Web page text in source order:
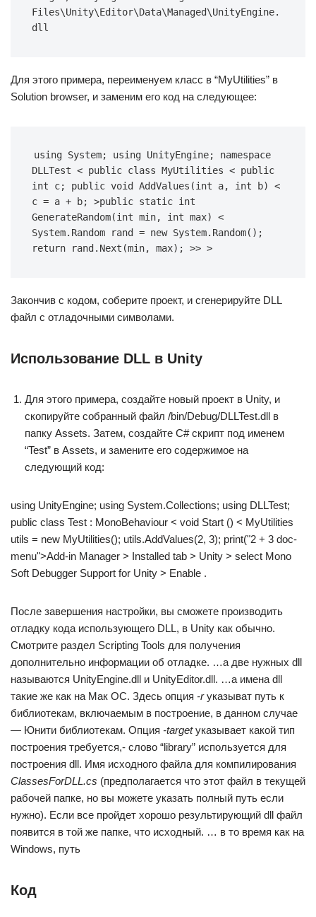
Files\Unity\Editor\Data\Managed\UnityEngine.
dll
Для этого примера, переименуем класс в “MyUtilities” в
Solution browser, и заменим его код на следующее:
using System; using UnityEngine; namespace
DLLTest < public class MyUtilities < public
int c; public void AddValues(int a, int b) <
c = a + b; >public static int
GenerateRandom(int min, int max) <
System.Random rand = new System.Random();
return rand.Next(min, max); >> >
Закончив с кодом, соберите проект, и сгенерируйте DLL
файл с отладочными символами.
Использование DLL в Unity
Для этого примера, создайте новый проект в Unity, и
скопируйте собранный файл /bin/Debug/DLLTest.dll в
папку Assets. Затем, создайте C# скрипт под именем
“Test” в Assets, и замените его содержимое на
следующий код:
using UnityEngine; using System.Collections; using DLLTest;
public class Test : MonoBehaviour < void Start () < MyUtilities
utils = new MyUtilities(); utils.AddValues(2, 3); print("2 + 3 doc-
menu">Add-in Manager > Installed tab > Unity > select Mono
Soft Debugger Support for Unity > Enable .
После завершения настройки, вы сможете производить
отладку кода использующего DLL, в Unity как обычно.
Смотрите раздел Scripting Tools для получения
дополнительно информации об отладке. …а две нужных dll
называются UnityEngine.dll и UnityEditor.dll. …а имена dll
такие же как на Мак ОС. Здесь опция -rуказыват путь к
библиотекам, включаемым в построение, в данном случае
— Юнити библиотекам. Опция -targetуказывает какой тип
построения требуется,- слово “library” используется для
построения dll. Имя исходного файла для компилирования
ClassesForDLL.cs (предполагается что этот файл в текущей
рабочей папке, но вы можете указать полный путь если
нужно). Если все пройдет хорошо результирующий dll файл
появится в той же папке, что исходный. … в то время как на
Windows, путь
Код